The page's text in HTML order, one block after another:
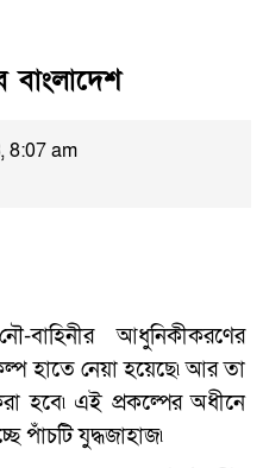
বাংলাদেশ
8:07 am
বাহিনীর আধুনিকীকরণের
হাতে নেয়া হয়েছে৷ আর তা
হবে৷ এই প্রকল্পের অধীনে
পাঁচটি যুদ্ধজাহাজ৷